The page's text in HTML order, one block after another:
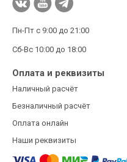
Пн-Пт с 9:00 до 21:00
Сб-Вс 10:00 до 18:00
Оплата и реквизиты
Наличный расчёт
Безналичный расчёт
Оплата онлайн
Наши реквизиты